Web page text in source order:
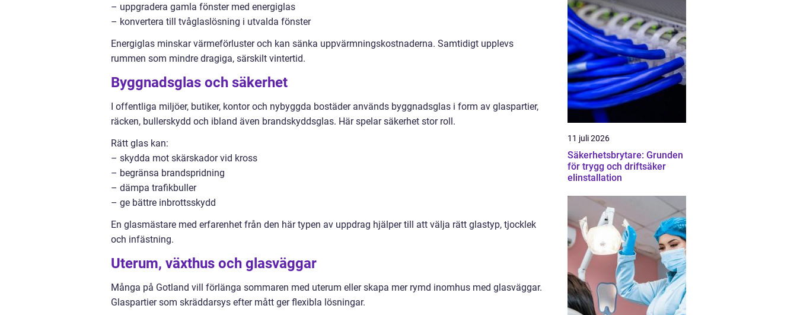
– uppgradera gamla fönster med energiglas
– konvertera till tvåglaslösning i utvalda fönster
Energiglas minskar värmeförluster och kan sänka uppvärmningskostnaderna. Samtidigt upplevs
rummen som mindre dragiga, särskilt vintertid.
Byggnadsglas och säkerhet
I offentliga miljöer, butiker, kontor och nybyggda bostäder används byggnadsglas i form av glaspartier,
räcken, bullerskydd och ibland även brandskyddsglas. Här spelar säkerhet stor roll.
Rätt glas kan:
– skydda mot skärskador vid kross
– begränsa brandspridning
– dämpa trafikbuller
– ge bättre inbrottsskydd
En glasmästare med erfarenhet från den här typen av uppdrag hjälper till att välja rätt glastyp, tjocklek
och infästning.
Uterum, växthus och glasväggar
Många på Gotland vill förlänga sommaren med uterum eller skapa mer rymd inomhus med glasväggar.
Glaspartier som skräddarsys efter mått ger flexibla lösningar.
11 juli 2026
Säkerhetsbrytare: Grunden
för trygg och driftsäker
elinstallation